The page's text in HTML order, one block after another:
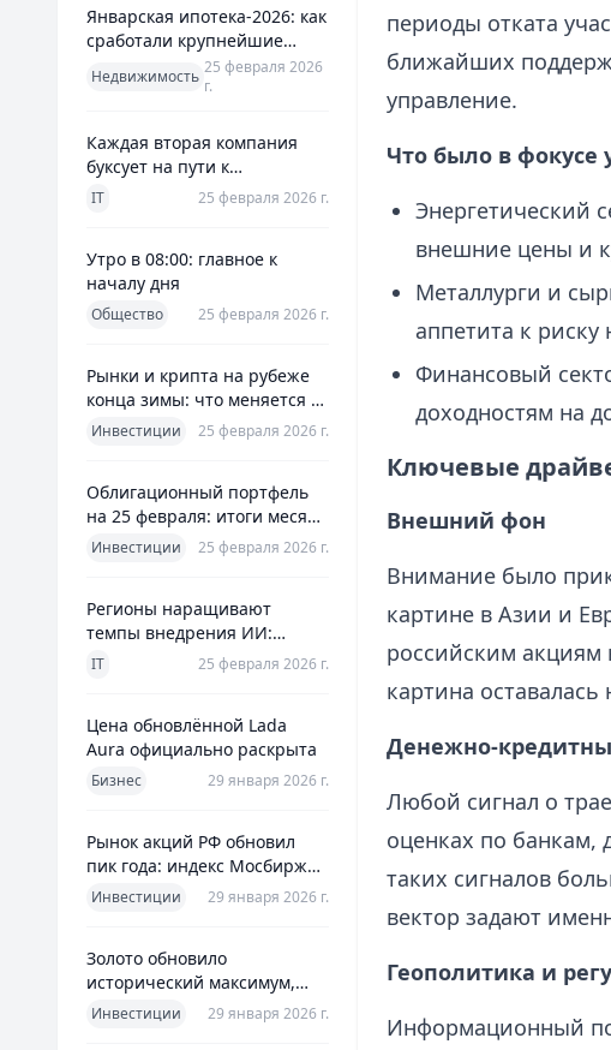
Январская ипотека-2026: как
сработали крупнейшие
банки и что это значит для
заемщиков
Недвижимость 25 февраля 2026
г.
Каждая вторая компания
буксует на пути к
полноценной ERP
IT 25 февраля 2026 г.
Утро в 08:00: главное к
началу дня
Общество 25 февраля 2026 г.
Рынки и крипта на рубеже
конца зимы: что меняется к
25 февраля 2026
Инвестиции 25 февраля 2026 г.
Облигационный портфель
на 25 февраля: итоги месяца
и планы на март
Инвестиции 25 февраля 2026 г.
Регионы наращивают
темпы внедрения ИИ:
главное из отраслевого
IT 25 февраля 2026 г.
Цена обновлённой Lada
Aura официально раскрыта
Бизнес 29 января 2026 г.
Рынок акций РФ обновил
пик года: индекс Мосбиржи
на новом максимуме 2026-го
Инвестиции 29 января 2026 г.
Золото обновило
исторический максимум,
превысив планку в $5600 за
Инвестиции 29 января 2026 г.
периоды отката
ближайших
управление.
Что было в фокусе
Энергетический
внешние цены и
Металлурги и
аппетита к
Финансовый
доходностям на
Ключевые
Внешний фон
Внимание было
картине в Азии и
российским акциям
картина
Денежно-
Любой сигнал о
оценках по банкам,
таких сигналов
вектор задают
Геополитика и
Информационный